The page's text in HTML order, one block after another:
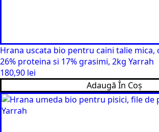
Hrana uscata bio pentru caini talie mica,
26% proteina si 17% grasimi, 2kg Yarrah
180,90 lei
Adaugă În Coș